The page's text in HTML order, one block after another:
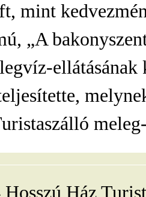
mint
„A
Ház